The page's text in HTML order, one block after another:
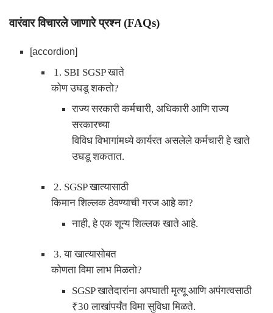
वारंवार विचारले जाणारे प्रश्न (FAQs)
[accordion]
1. SBI SGSPखाते
कोण उघडू शकतो?
राज्य सरकारी कर्मचारी, अधिकारी आणि राज्य
सरकारच्या
विविध विभागांमध्ये कार्यरत असलेले कर्मचारी हे खाते
उघडू शकतात.
2. SGSPखात्यासाठी
किमान शिल्लक ठेवण्याची गरज आहे का?
नाही,हे एक शून्य शिल्लक खाते आहे.
3.या खात्यासोबत
कोणता विमा लाभ मिळतो?
SGSPखातेदारांना अपघाती मृत्यू आणि अपंगत्वसाठी
₹30 लाखांपर्यंत विमा सुविधा मिळते.